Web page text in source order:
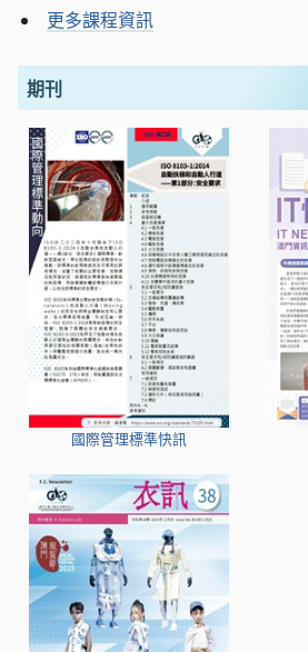
更多課程資訊
期刊
國際管理標準快訊